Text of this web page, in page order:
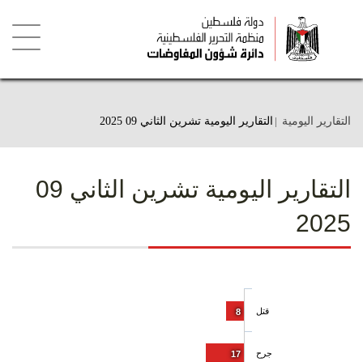
التقارير اليومية التقارير اليومية تشرين الثاني 09 2025
التقارير اليومية تشرين الثاني 09
2025
8
17
قتل
جرح